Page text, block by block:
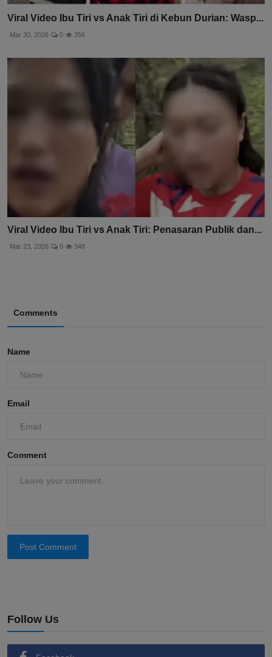
Viral Video Ibu Tiri vs Anak Tiri di Kebun Durian: Wasp...
Mar 30, 2026 0 356
Viral Video Ibu Tiri vs Anak Tiri: Penasaran Publik dan...
Mar 23, 2026 0 348
Comments
Name
Email
Comment
Post Comment
Follow Us